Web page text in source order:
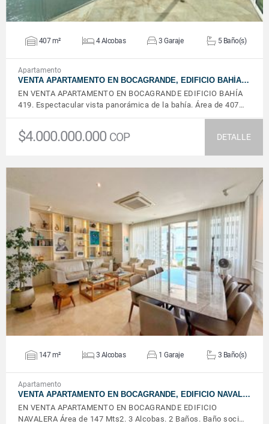
407 m² 4 Alcobas 3 Garaje 5 Baño(s)
Apartamento
VENTA APARTAMENTO EN BOCAGRANDE, EDIFICIO BAHÍA…
EN VENTA APARTAMENTO EN BOCAGRANDE EDIFICIO BAHÍA
419. Espectacular vista panorámica de la bahía. Área de 407…
$4.000.000.000 COP DETALLE
VER DETALLES
147 m² 3 Alcobas 1 Garaje 3 Baño(s)
Apartamento
VENTA APARTAMENTO EN BOCAGRANDE, EDIFICIO NAVAL…
EN VENTA APARTAMENTO EN BOCAGRANDE EDIFICIO
NAVALERA Área de 147 Mts2. 3 Alcobas. 2 Baños. Baño soci…